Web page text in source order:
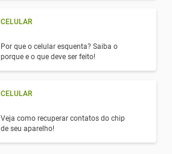
CELULAR
Por que o celular esquenta? Saiba o
porque e o que deve ser feito!
CELULAR
Veja como recuperar contatos do chip
de seu aparelho!